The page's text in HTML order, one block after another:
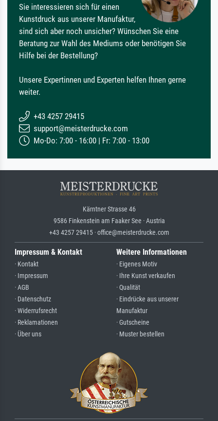
Sie interessieren sich für einen
Kunstdruck aus unserer Manufaktur,
sind sich aber noch unsicher? Wünschen Sie eine
Beratung zur Wahl des Mediums oder benötigen Sie
Hilfe bei der Bestellung?
Unsere Expertinnen und Experten helfen Ihnen gerne
weiter.
+43 4257 29415
support@meisterdrucke.com
Mo-Do: 7:00 - 16:00 | Fr: 7:00 - 13:00
Kärntner Strasse 46
9586 Finkenstein am Faaker See · Austria
+43 4257 29415 · office@meisterdrucke.com
Impressum & Kontakt
· Kontakt
· Impressum
· AGB
· Datenschutz
· Widerrufsrecht
· Reklamationen
· Über uns
Weitere Informationen
· Eigenes Motiv
· Ihre Kunst verkaufen
· Qualität
· Eindrücke aus unserer
Manufaktur
· Gutscheine
· Muster bestellen